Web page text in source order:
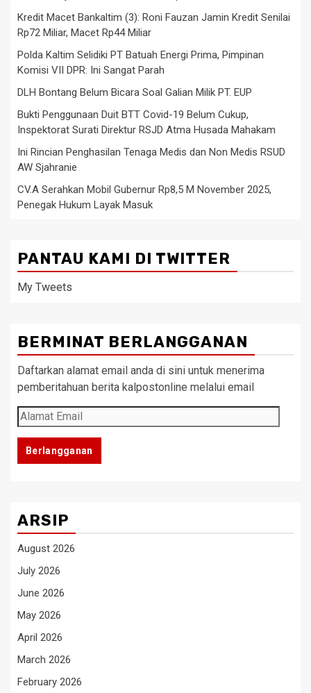
Kredit Macet Bankaltim (3): Roni Fauzan Jamin Kredit Senilai
Rp72 Miliar, Macet Rp44 Miliar
Polda Kaltim Selidiki PT Batuah Energi Prima, Pimpinan
Komisi VII DPR: Ini Sangat Parah
DLH Bontang Belum Bicara Soal Galian Milik PT. EUP
Bukti Penggunaan Duit BTT Covid-19 Belum Cukup,
Inspektorat Surati Direktur RSJD Atma Husada Mahakam
Ini Rincian Penghasilan Tenaga Medis dan Non Medis RSUD
AW Sjahranie
CV.A Serahkan Mobil Gubernur Rp8,5 M November 2025,
Penegak Hukum Layak Masuk
PANTAU KAMI DI TWITTER
My Tweets
BERMINAT BERLANGGANAN
Daftarkan alamat email anda di sini untuk menerima
pemberitahuan berita kalpostonline melalui email
Alamat
Email
Berlangganan
ARSIP
August 2026
July 2026
June 2026
May 2026
April 2026
March 2026
February 2026